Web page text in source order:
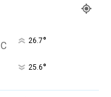
C 26.7°
25.6°